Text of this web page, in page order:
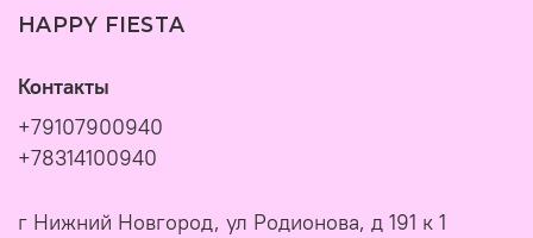
HAPPY FIESTA
Контакты
+79107900940
+78314100940
г Нижний Новгород, ул Родионова, д 191 к 1